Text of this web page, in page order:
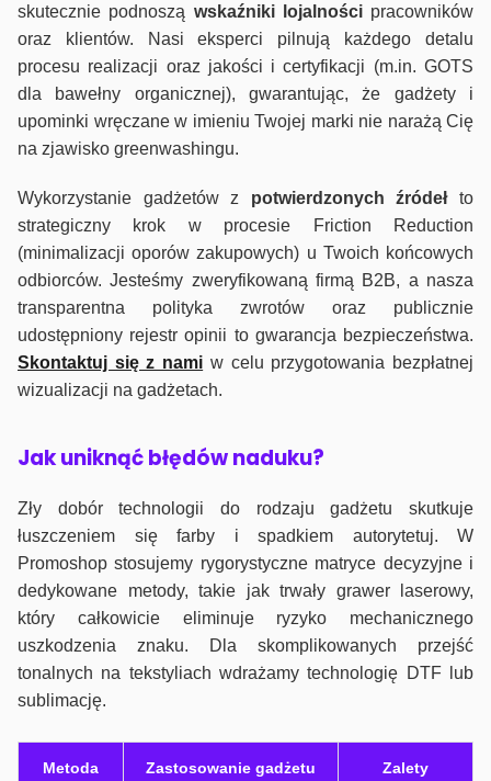
skutecznie podnoszą wskaźniki lojalnościpracowników
oraz klientów. Nasi eksperci pilnują każdego detalu
procesu realizacji oraz jakości i certyfikacji (m.in. GOTS
dla bawełny organicznej), gwarantując, że gadżety i
upominki wręczane w imieniu Twojej marki nie narażą Cię
na zjawisko greenwashingu.
Wykorzystanie gadżetów z potwierdzonych źródełto
strategiczny krok w procesie Friction Reduction
(minimalizacji oporów zakupowych) u Twoich końcowych
odbiorców. Jesteśmy zweryfikowaną firmą B2B, a nasza
transparentna polityka zwrotów oraz publicznie
udostępniony rejestr opinii to gwarancja bezpieczeństwa.
Skontaktuj się z nami w celu przygotowania bezpłatnej
wizualizacji na gadżetach.
Jak uniknąć błędów naduku?
Zły dobór technologii do rodzaju gadżetu skutkuje
łuszczeniem się farby i spadkiem autorytetuj. W
Promoshop stosujemy rygorystyczne matryce decyzyjne i
dedykowane metody, takie jak trwały grawer laserowy,
który całkowicie eliminuje ryzyko mechanicznego
uszkodzenia znaku. Dla skomplikowanych przejść
tonalnych na tekstyliach wdrażamy technologię DTF lub
sublimację.
Metoda Zastosowanie gadżetu Zalety